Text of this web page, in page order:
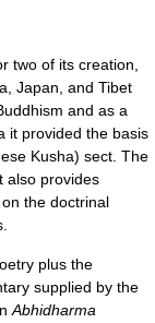
of its creation,
Japan, and Tibet
and as a
it provided the basis
Kusha) sect. The
also provides
the doctrinal
plus the
supplied by the
Abhidharma